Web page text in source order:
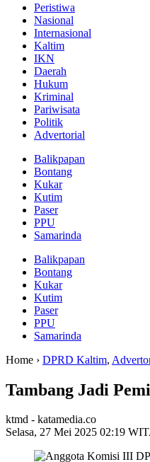
Peristiwa
Nasional
Internasional
Kaltim
IKN
Daerah
Hukum
Kriminal
Pariwisata
Politik
Advertorial
Balikpapan
Bontang
Kukar
Kutim
Paser
PPU
Samarinda
Balikpapan
Bontang
Kukar
Kutim
Paser
PPU
Samarinda
Home › DPRD Kaltim,
Tambang Jadi
ktmd - katamedia.co
Selasa, 27 Mei 2025 02:19